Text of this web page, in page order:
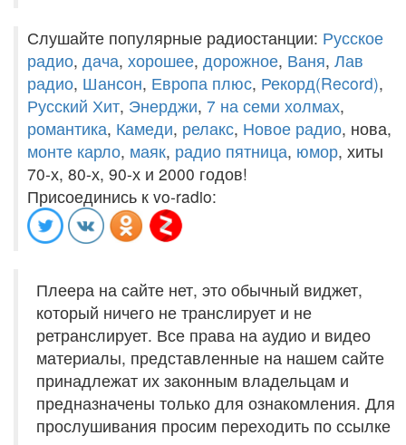
Слушайте популярные радиостанции: Русское
радио, дача, хорошее, дорожное, Ваня, Лав
радио, Шансон, Европа плюс, Рекорд(Record),
Русский Хит, Энерджи, 7 на семи холмах,
романтика, Камеди, релакс, Новое радио, нова,
монте карло, маяк, радио пятница, юмор, хиты
70-х, 80-х, 90-х и 2000 годов!
Присоединись к vo-radio:
Плеера на сайте нет, это обычный виджет,
который ничего не транслирует и не
ретранслирует. Все права на аудио и видео
материалы, представленные на нашем сайте
принадлежат их законным владельцам и
предназначены только для ознакомления. Для
прослушивания просим переходить по ссылке